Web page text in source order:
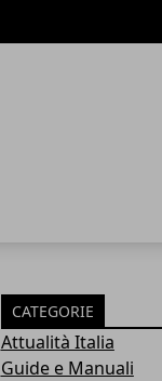
CATEGORIE
Attualità Italia
Guide e Manuali